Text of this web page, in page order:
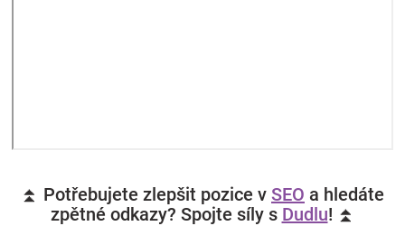
⏫ Potřebujete zlepšit pozice v SEO a hledáte
zpětné odkazy? Spojte síly s Dudlu! ⏫